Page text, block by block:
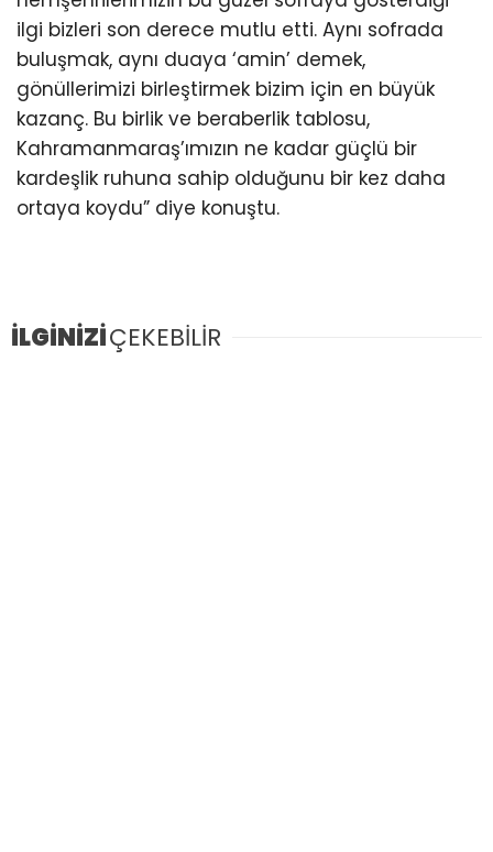
ilgi bizleri son derece mutlu etti. Aynı sofrada
buluşmak, aynı duaya ‘amin’ demek,
gönüllerimizi birleştirmek bizim için en büyük
kazanç. Bu birlik ve beraberlik tablosu,
Kahramanmaraş’ımızın ne kadar güçlü bir
kardeşlik ruhuna sahip olduğunu bir kez daha
ortaya koydu” diye konuştu.
İLGİNİZİÇEKEBİLİR